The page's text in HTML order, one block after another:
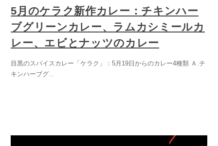
5月のケラク新作カレー：チキンハー
ブグリーンカレー、ラムカシミールカ
レー、エビとナッツのカレー
目黒のスパイスカレー「ケラク」：5月19日からのカレー4種類 Ａ.チ
キンハーブグ...